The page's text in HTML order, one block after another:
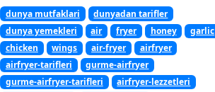
dunya mutfaklari
dunyadan tarifler
dunya yemekleri
air fryer honey
garlic
chicken
wings air-fryer
airfryer
airfryer-tarifleri
gurme-airfryer
gurme-airfryer-tarifleri
airfryer-lezzetleri